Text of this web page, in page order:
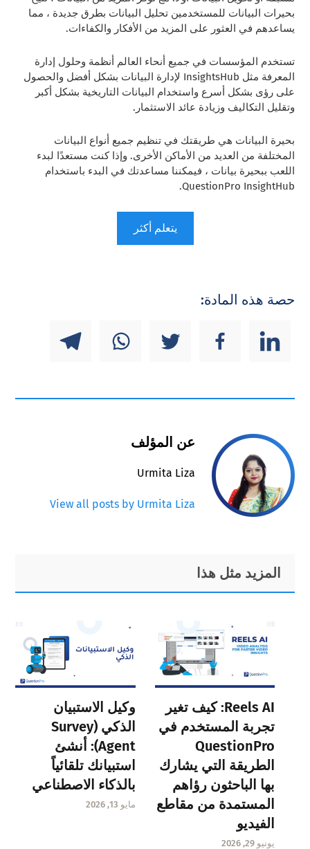
بحيرات البيانات للمستخدمين تحليل البيانات بطرق جديدة ، مما
يساعدهم في العثور على المزيد من الأفكار والكفاءات.
تستخدم المؤسسات في جميع أنحاء العالم أنظمة وحلول إدارة
المعرفة مثل InsightsHub لإدارة البيانات بشكل أفضل والحصول
على رؤى بشكل أسرع واستخدام البيانات التاريخية بشكل أكبر
وتقليل التكاليف وزيادة عائد الاستثمار.
بحيرة البيانات هي طريقتك في تنظيم جميع أنواع البيانات
المختلفة من العديد من الأماكن الأخرى. وإذا كنت مستعدًا لبدء
اللعب ببحيرة بيانات ، فيمكننا مساعدتك في البدء باستخدام
QuestionPro InsightHub.
يتعلم أكثر
حصة هذه المادة:
عن المؤلف
Urmita Liza
View all posts by Urmita Liza
Primary
Sidebar
Footer
المزيد مثل هذا
Reels AI: كيف تغير
تجربة المستخدم في
QuestionPro
الطريقة التي يشارك
بها الباحثون رؤاهم
المستمدة من مقاطع
الفيديو
يونيو 29, 2026
وكيل الاستبيان
الذكي (Survey
Agent): أنشئ
استبيانك تلقائياً
بالذكاء الاصطناعي
مايو 13, 2026